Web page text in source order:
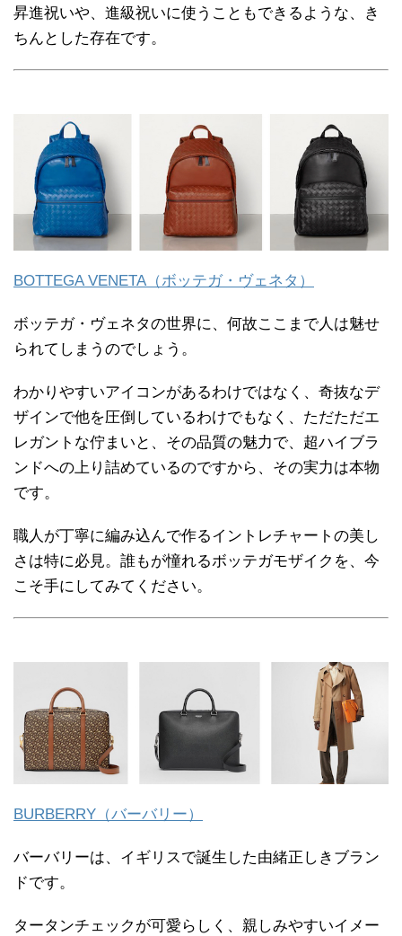
昇進祝いや、進級祝いに使うこともできるような、き
ちんとした存在です。
BOTTEGA VENETA（ボッテガ・ヴェネタ）
ボッテガ・ヴェネタの世界に、何故ここまで人は魅せ
られてしまうのでしょう。
わかりやすいアイコンがあるわけではなく、奇抜なデ
ザインで他を圧倒しているわけでもなく、ただただエ
レガントな佇まいと、その品質の魅力で、超ハイブラ
ンドへの上り詰めているのですから、その実力は本物
です。
職人が丁寧に編み込んで作るイントレチャートの美し
さは特に必見。誰もが憧れるボッテガモザイクを、今
こそ手にしてみてください。
BURBERRY（バーバリー）
バーバリーは、イギリスで誕生した由緒正しきブラン
ドです。
タータンチェックが可愛らしく、親しみやすいイメー